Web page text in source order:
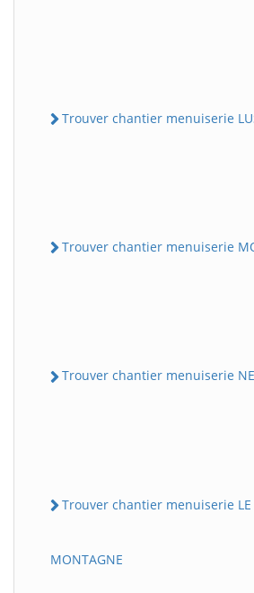
Trouver chantier menuiserie
Trouver chantier menuiserie
Trouver chantier menuiserie
Trouver chantier menuiserie LE
MONTAGNE